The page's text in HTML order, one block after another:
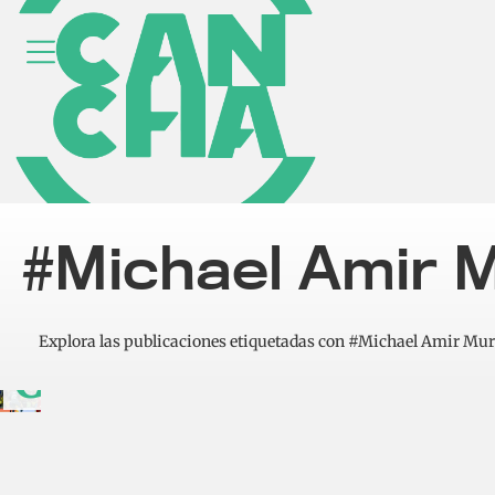
#Michael Amir
Explora las publicaciones etiquetadas con #Michael Amir
Panamá
ante Brasil:
Falta de
ritmo y la
ausencia de
Carrasquilla